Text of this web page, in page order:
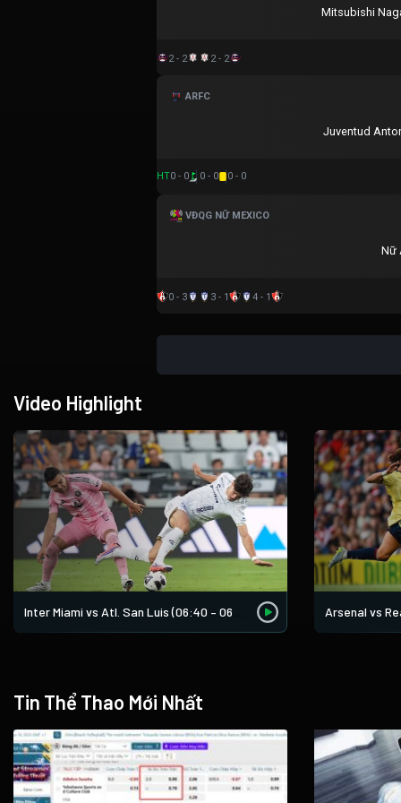
Mitsubishi
2 - 2 2 - 2
ARFC
Juventud
HT0 - 0 0 - 0 0 - 0
VĐQG NỮ MEXICO
Nữ
0 - 3 3 - 1 4 - 1
Video Highlight
Arsenal vs
Tin Thể Thao Mới Nhất